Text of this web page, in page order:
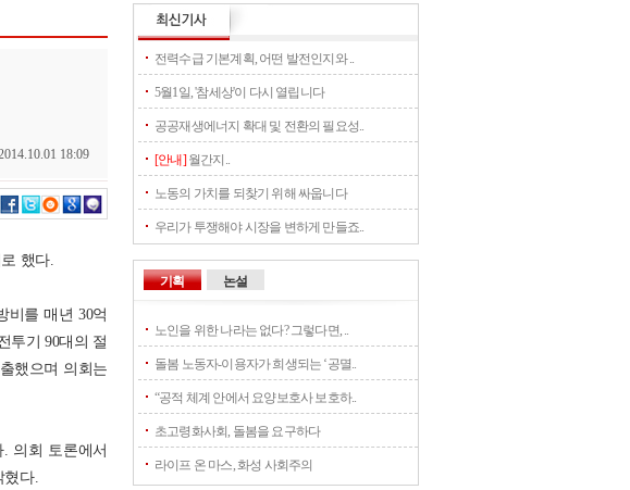
18:09
했다.
비를 매년 30억
투기 90대의 절
했으며 의회는
의회 토론에서
다.
전력수급 기본계획, 어떤 발전인지와 ..
5월1일, '참세상'이 다시 열립니다
공공재생에너지 확대 및 전환의 필요성..
[안내]월간지..
노동의 가치를 되찾기 위해 싸웁니다
우리가 투쟁해야 시장을 변하게 만들죠..
기획
노인을 위한 나라는 없다? 그렇다면, ..
돌봄 노동자-이용자가 희생되는 ‘공멸..
“공적 체계 안에서 요양보호사 보호하..
초고령화사회, 돌봄을 요구하다
라이프 온 마스, 화성 사회주의
논설